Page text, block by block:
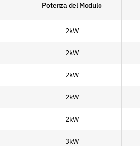
Potenza del Modulo
2kW
2kW
2kW
2kW
2kW
3kW